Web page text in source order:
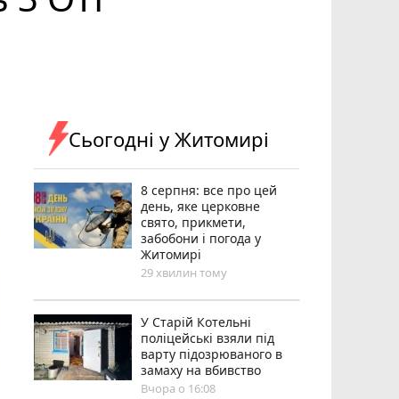
Сьогодні у Житомирі
8 серпня: все про цей
день, яке церковне
свято, прикмети,
забобони і погода у
Житомирі
29 хвилин тому
У Старій Котельні
поліцейські взяли під
варту підозрюваного в
замаху на вбивство
Вчора о 16:08